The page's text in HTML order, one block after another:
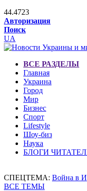
44.4723
Авторизация
Поиск
UA
ВСЕ РАЗДЕЛЫ
Главная
Украина
Город
Мир
Бизнес
Спорт
Lifestyle
Шоу-биз
Наука
БЛОГИ
СПЕЦТЕМА: Война в
ВСЕ ТЕМЫ